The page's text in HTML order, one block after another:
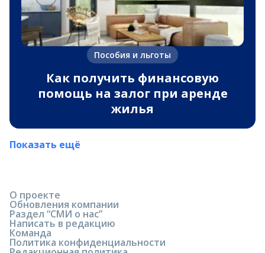
Пособия и льготы
Как получить финансовую
помощь на залог при аренде
жилья
Показать ещё
О проекте
Обновления компании
Раздел “СМИ о нас”
Написать в редакцию
Команда
Политика конфиденциальности